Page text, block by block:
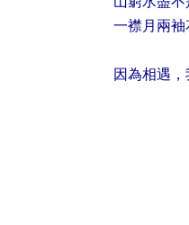
一襟月兩
因為相遇